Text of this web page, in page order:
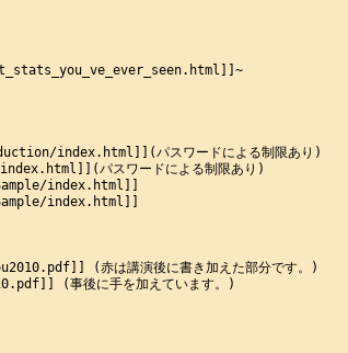
index.html]](パスワードによる制限あり)
パスワードによる制限あり)
index.html]]
index.html]]
(赤は講演後に書き加えた部分です。)
(事後に手を加えています。)